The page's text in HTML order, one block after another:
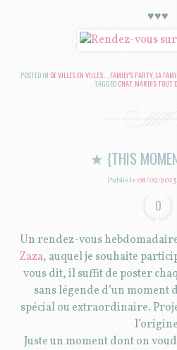
♥♥♥
POSTED IN DE VILLES EN VILLES..., FAMILY'S PARTY, LA
TAGGED CHAT, MARDIS TOUT
★ {THIS
Publié le08/02/2013
0
Un rendez-vous
Zaza, auquel je souhaite
vous dit, il suffit de poster
sans légende d’un moment
spécial ou extraordinaire.
Juste un moment dont on